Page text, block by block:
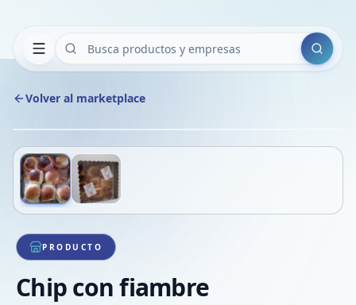
Buscar
Volver al marketplace
1/2
PRODUCTO
Chip con fiambre